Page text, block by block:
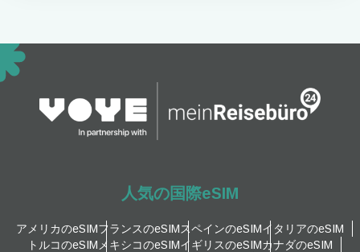
人気の国際eSIM
アメリカのeSIMフランスのeSIMスペインのeSIMイタリアのeSIM
トルコのeSIM メキシコのeSIMイギリスのeSIMカナダのeSIM